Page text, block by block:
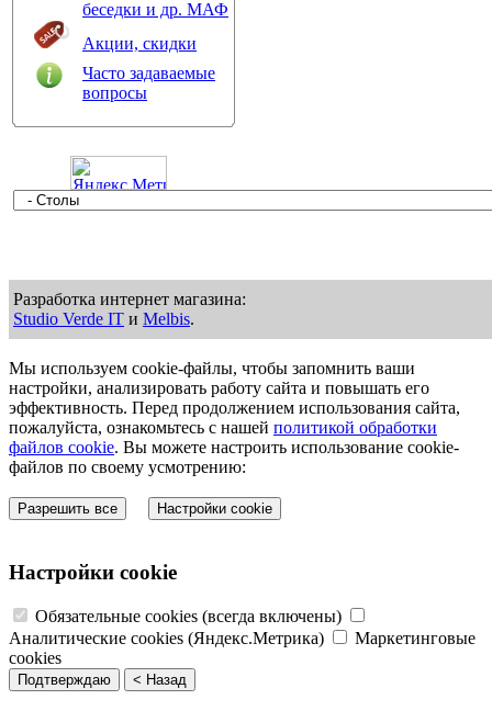
беседки и др. МАФ
Акции, скидки
Часто задаваемые
вопросы
Разработка интернет магазина:
Studio Verde IT и Melbis.
Мы используем cookie-файлы, чтобы запомнить ваши
настройки, анализировать работу сайта и повышать его
эффективность. Перед продолжением использования сайта,
пожалуйста, ознакомьтесь с нашей политикой обработки
файлов cookie. Вы можете настроить использование cookie-
файлов по своему усмотрению:
Разрешить все Настройки cookie
Настройки cookie
Обязательные cookies (всегда включены)
Аналитические cookies (Яндекс.Метрика)
Маркетинговые
cookies
Подтверждаю < Назад